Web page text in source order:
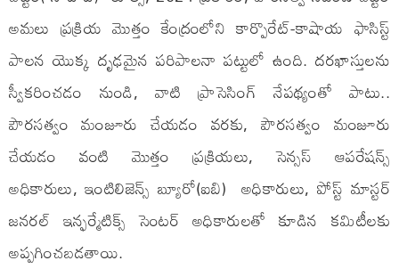
అమలు ప్రక్రియ మొత్తం కేంద్రంలోని కార్పొరేట్-కాషాయ ఫాసిస్ట్
పాలన యొక్క దృఢమైన పరిపాలనా పట్టులో ఉంది. దరఖాస్తులను
స్వీకరించడం నుండి, వాటి ప్రాసెసింగ్‌ నేపథ్యంతో పాటు..
పౌరసత్వం మంజూరు చేయడం వరకు, పౌరసత్వం మంజూరు
చేయడం వంటి మొత్తం ప్రక్రియలు, సెన్సస్ ఆపరేషన్స్
అధికారులు, ఇంటిలిజెన్స్ బ్యూరో(ఐబి) అధికారులు, పోస్ట్ మాస్టర్
జనరల్ ఇన్ఫర్మేటిక్స్ సెంటర్ అధికారులతో కూడిన కమిటీలకు
అప్పగించబడతాయి.